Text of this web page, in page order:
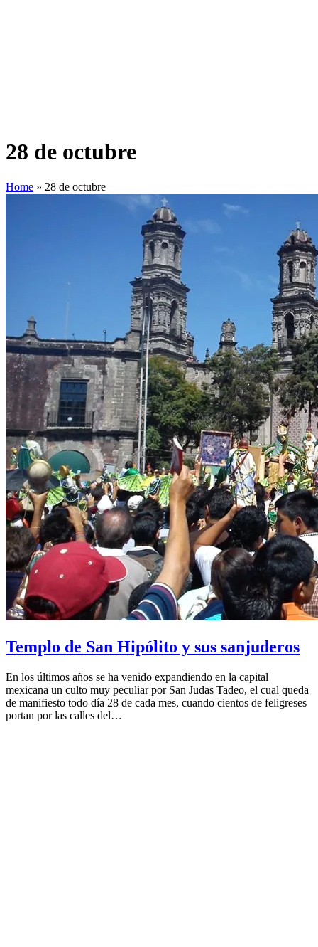
28 de octubre
Home » 28 de octubre
Templo de San Hipólito y sus sanjuderos
En los últimos años se ha venido expandiendo en la capital
mexicana un culto muy peculiar por San Judas Tadeo, el cual queda
de manifiesto todo día 28 de cada mes, cuando cientos de feligreses
portan por las calles del…